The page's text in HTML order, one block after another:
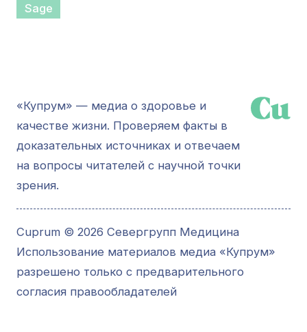
Sage
«Купрум» — медиа о здоровье и
качестве жизни. Проверяем факты в
доказательных источниках и отвечаем
на вопросы читателей с научной точки
зрения.
Cuprum © 2026 Севергрупп Медицина
Использование материалов медиа «Купрум»
разрешено только с предварительного
согласия правообладателей